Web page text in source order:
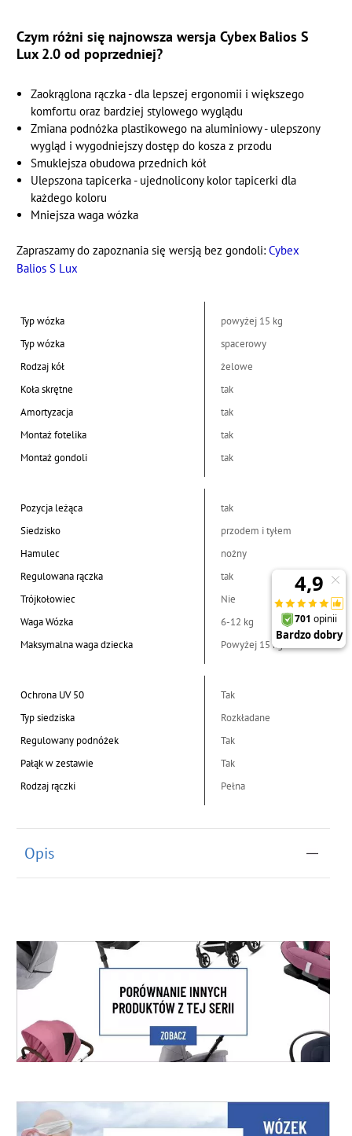
Czym różni się najnowsza wersja Cybex Balios S
Lux 2.0 od poprzedniej?
Zaokrąglona rączka - dla lepszej ergonomii i większego
komfortu oraz bardziej stylowego wyglądu
Zmiana podnóżka plastikowego na aluminiowy - ulepszony
wygląd i wygodniejszy dostęp do kosza z przodu
Smuklejsza obudowa przednich kół
Ulepszona tapicerka - ujednolicony kolor tapicerki dla
każdego koloru
Mniejsza waga wózka
Zapraszamy do zapoznania się wersją bez gondoli:Cybex
Balios S Lux
Typ wózka
powyżej 15 kg
Typ wózka
spacerowy
Rodzaj kół
żelowe
Koła skrętne
tak
Amortyzacja
tak
Montaż fotelika
tak
Montaż gondoli
tak
Pozycja leżąca
tak
Siedzisko
przodem i tyłem
Hamulec
nożny
Regulowana rączka
tak
Trójkołowiec
Nie
Waga Wózka
6-12 kg
Maksymalna waga dziecka
Powyżej 15 kg
Ochrona UV 50
Tak
Typ siedziska
Rozkładane
Regulowany podnóżek
Tak
Pałąk w zestawie
Tak
Rodzaj rączki
Pełna
Opis